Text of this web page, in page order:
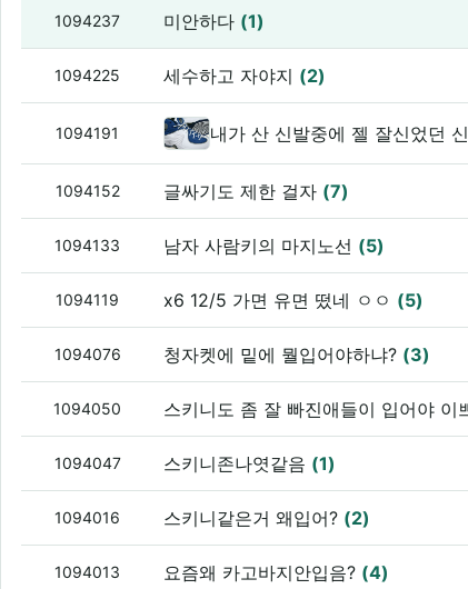
1094237 미안하다 (1)
1094225 세수하고 자야지 (2)
1094191 내가 산 신발중에 젤 잘신었던
1094152 글싸기도 제한 걸자 (7)
1094133 남자 사람키의 마지노선 (5)
1094119 x6 12/5 가면 유면 떴네 ㅇㅇ (5)
1094076 청자켓에 밑에 뭘입어야하냐? (3)
1094050 스키니도 좀 잘 빠진애들이 입어야 이
1094047 스키니존나엿같음 (1)
1094016 스키니같은거 왜입어? (2)
1094013 요즘왜 카고바지안입음? (4)